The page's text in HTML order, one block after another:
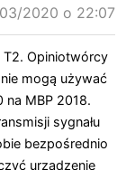
2020 o 22:07
Opiniotwórcy
mogą używać
na MBP 2018.
sygnału
bezpośrednio
urządzenie